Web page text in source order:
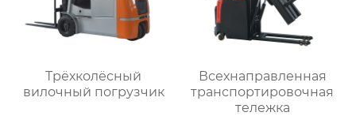
Трёхколёсный
вилочный погрузчик
Всехнаправленная
транспортировочная
тележка